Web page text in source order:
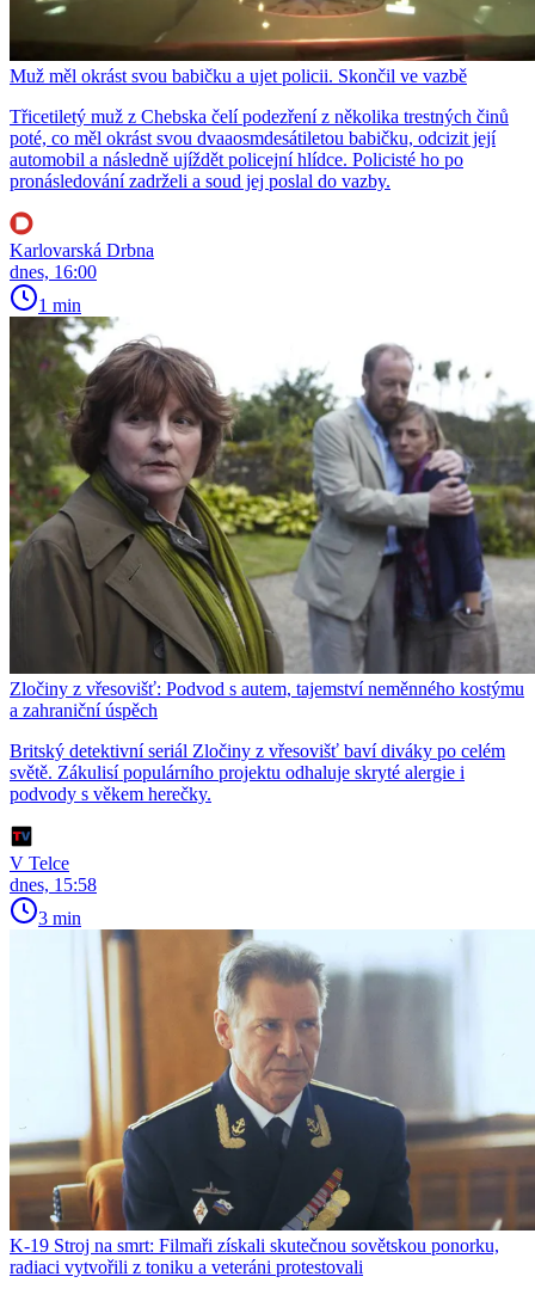
Muž měl okrást svou babičku a ujet policii. Skončil ve vazbě
Třicetiletý muž z Chebska čelí podezření z několika trestných činů
poté, co měl okrást svou dvaaosmdesátiletou babičku, odcizit její
automobil a následně ujíždět policejní hlídce. Policisté ho po
pronásledování zadrželi a soud jej poslal do vazby.
Karlovarská Drbna
dnes, 16:00
1 min
Zločiny z vřesovišť: Podvod s autem, tajemství neměnného kostýmu
a zahraniční úspěch
Britský detektivní seriál Zločiny z vřesovišť baví diváky po celém
světě. Zákulisí populárního projektu odhaluje skryté alergie i
podvody s věkem herečky.
V Telce
dnes, 15:58
3 min
K-19 Stroj na smrt: Filmaři získali skutečnou sovětskou ponorku,
radiaci vytvořili z toniku a veteráni protestovali